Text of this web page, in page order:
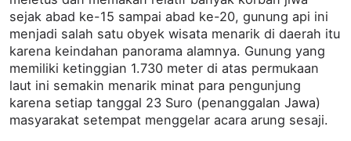
sejak abad ke-15 sampai abad ke-20, gunung api ini
menjadi salah satu obyek wisata menarik di daerah itu
karena keindahan panorama alamnya. Gunung yang
memiliki ketinggian 1.730 meter di atas permukaan
laut ini semakin menarik minat para pengunjung
karena setiap tanggal 23 Suro (penanggalan Jawa)
masyarakat setempat menggelar acara arung sesaji.